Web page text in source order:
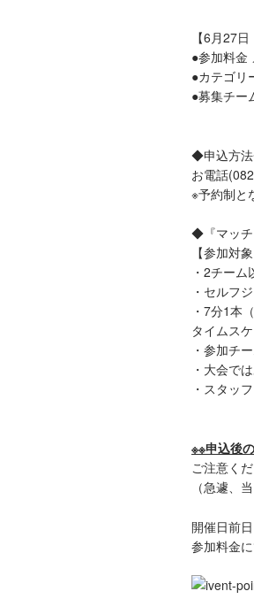
【6月27
●参加料
●カテゴリ
●募集チー
◆申込方
お電話
※予約制と
◆『マッ
【参加対
・2チー
・セルフ
・7分1本
タイムス
・参加チ
・大会で
・スタッ
※※申込後
ご注意くだ
（急遽、
開催日前
参加料金